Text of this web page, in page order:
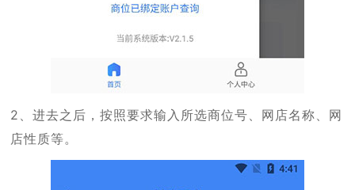
2、进去之后，按照要求输入所选商位号、网店名称、网
店性质等。